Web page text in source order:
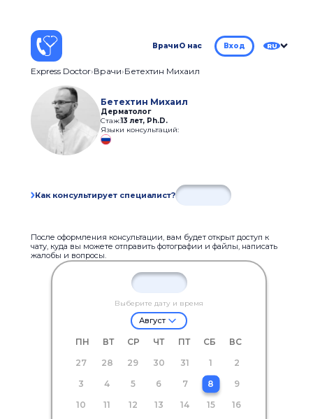
ВрачиО нас Вход RU
Express Doctor Врачи Бетехтин Михаил
Бетехтин Михаил
Дерматолог
Стаж:13 лет, Ph.D.
Языки консультаций:
Как консультирует специалист?
После оформления консультации, вам будет открыт доступ к
чату, куда вы можете отправить фотографии и файлы, написать
жалобы и вопросы.
Выберите дату и время
Август
ПН ВТ СР ЧТ ПТ СБ
ВС
27
28 29 30 31 1
2
3
4 5 6 7 8
9
10
11 12 13 14 15
16